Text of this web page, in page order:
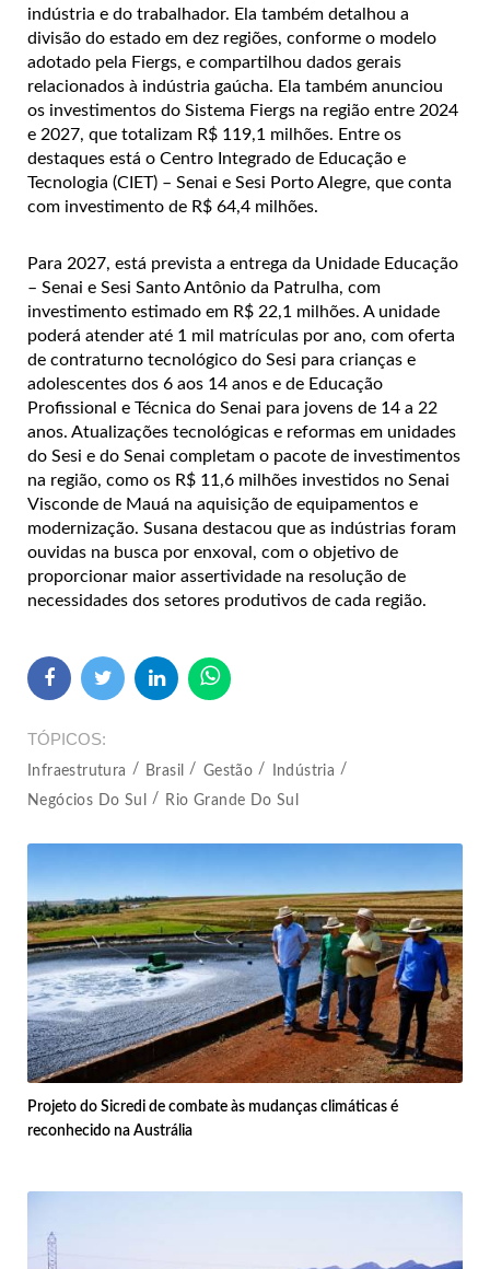
indústria e do trabalhador. Ela também detalhou a
divisão do estado em dez regiões, conforme o modelo
adotado pela Fiergs, e compartilhou dados gerais
relacionados à indústria gaúcha. Ela também anunciou
os investimentos do Sistema Fiergs na região entre 2024
e 2027, que totalizam R$ 119,1 milhões. Entre os
destaques está o Centro Integrado de Educação e
Tecnologia (CIET) – Senai e Sesi Porto Alegre, que conta
com investimento de R$ 64,4 milhões.
Para 2027, está prevista a entrega da Unidade Educação
– Senai e Sesi Santo Antônio da Patrulha, com
investimento estimado em R$ 22,1 milhões. A unidade
poderá atender até 1 mil matrículas por ano, com oferta
de contraturno tecnológico do Sesi para crianças e
adolescentes dos 6 aos 14 anos e de Educação
Profissional e Técnica do Senai para jovens de 14 a 22
anos. Atualizações tecnológicas e reformas em unidades
do Sesi e do Senai completam o pacote de investimentos
na região, como os R$ 11,6 milhões investidos no Senai
Visconde de Mauá na aquisição de equipamentos e
modernização. Susana destacou que as indústrias foram
ouvidas na busca por enxoval, com o objetivo de
proporcionar maior assertividade na resolução de
necessidades dos setores produtivos de cada região.
TÓPICOS
Infraestrutura Brasil Gestão
Indústria
Negócios Do Sul
Rio Grande Do Sul
Projeto do Sicredi de combate às mudanças climáticas é
reconhecido na Austrália